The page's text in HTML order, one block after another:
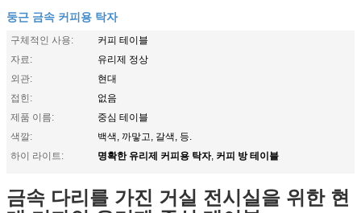
둥근 금속 커피용 탁자
구체적인 사용:
커피 테이블
자료:
유리제 정상
외관:
현대
접힌:
없음
제품 이름:
중심 테이블
색깔:
백색, 까맣고, 갈색, 등.
하이 라이트:
명확한 유리제 커피용 탁자, 커피 방 테이블
금속 다리를 가진 거실 전시실을 위한 현